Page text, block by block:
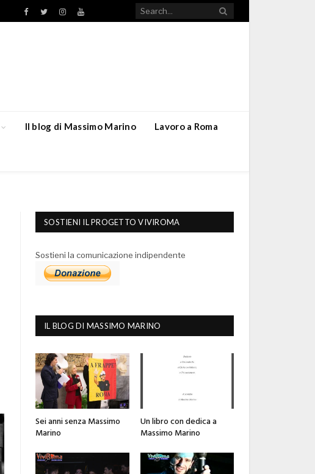
Facebook
TwitterInstagramYouTube
Il blog di Massimo Marino Lavoro a Roma
SOSTIENI IL PROGETTO VIVIROMA
Sostieni la comunicazione indipendente
IL BLOG DI MASSIMO MARINO
Sei anni senza Massimo
Marino
Un libro con dedica a
Massimo Marino